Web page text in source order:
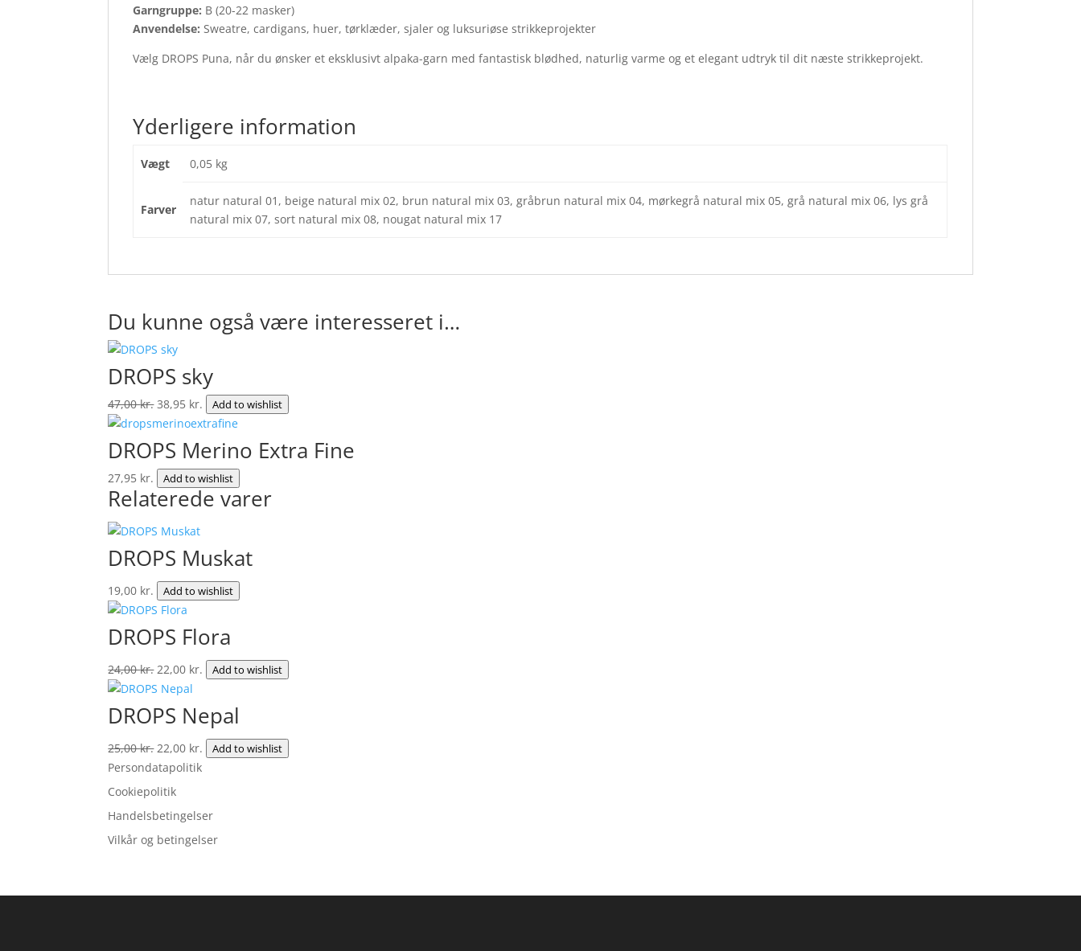
Garngruppe: B (20-22 masker)
Anvendelse: Sweatre, cardigans, huer, tørklæder, sjaler og luksuriøse strikkeprojekter
Vælg DROPS Puna, når du ønsker et eksklusivt alpaka-garn med fantastisk blødhed, naturlig varme og et elegant udtryk til dit næste strikkeprojekt.
Yderligere information
Vægt 0,05 kg
Farver
natur natural 01, beige natural mix 02, brun natural mix 03, gråbrun natural mix 04, mørkegrå natural mix 05, grå natural mix 06, lys grå
natural mix 07, sort natural mix 08, nougat natural mix 17
Du kunne også være interesseret i…
DROPS sky
47,00kr.Den
oprindelige
pris
var:
47,00 kr..
38,95 kr. Den
aktuelle
pris
er:
38,95 kr..
Add to wishlist
DROPS Merino Extra Fine
27,95 kr. Add to wishlist
Relaterede varer
DROPS Muskat
19,00 kr. Add to wishlist
DROPS Flora
24,00kr. Den
oprindelige
pris
var:
24,00 kr..
22,00 kr. Den
er:
22,00 kr..
Add to wishlist
DROPS Nepal
25,00kr. Den
oprindelige
pris
25,00 kr..
22,00 kr. Den
22,00 kr..
Add to wishlist
Persondatapolitik
Cookiepolitik
Handelsbetingelser
Vilkår og betingelser